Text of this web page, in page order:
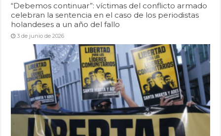
“Debemos continuar”: víctimas del conflicto armado
celebran la sentencia en el caso de los periodistas
holandeses a un año del fallo
3 de junio de 2026